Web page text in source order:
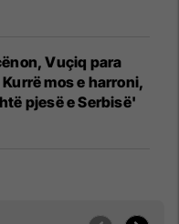
Vuçiq para
mos e harroni,
pjesë e Serbisë'